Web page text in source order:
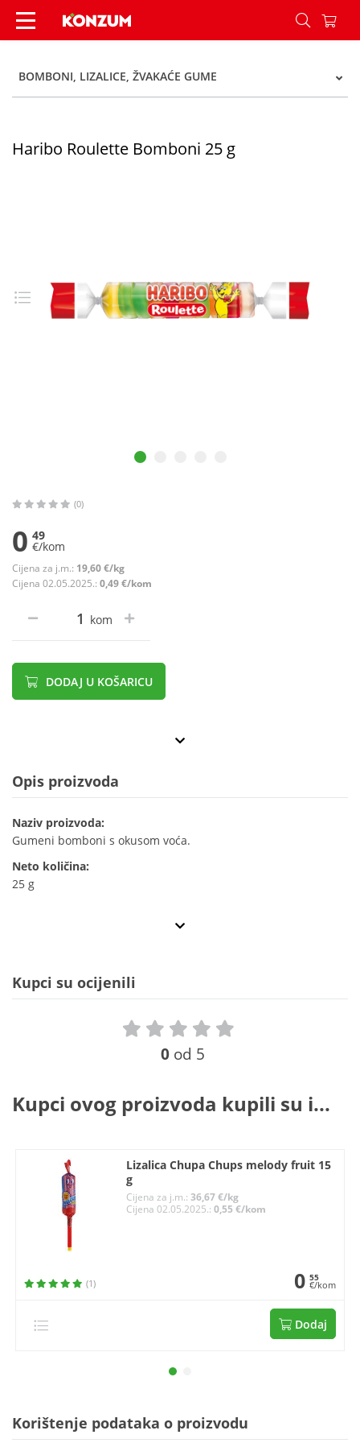
Haribo Roulette Bomboni 25 g - Konzum
BOMBONI, LIZALICE, ŽVAKAĆE GUME
Haribo Roulette Bomboni 25 g
(0)
0 49
€/kom
Cijena za j.m.: 19,60 €/kg
Cijena 02.05.2025.: 0,49 €/kom
kom
DODAJ U KOŠARICU
Opis proizvoda
Naziv proizvoda:
Gumeni bomboni s okusom voća.
Neto količina:
25 g
Kupci su ocijenili
0 od 5
Kupci ovog proizvoda kupili su i...
Lizalica Chupa Chups melody fruit 15
g
Cijena za j.m.:36,67 €/kg
Cijena 02.05.2025.:0,55 €/kom
(1) 0 55
€/kom
Dodaj
Korištenje podataka o proizvodu